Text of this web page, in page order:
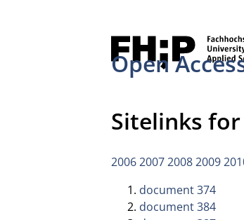
Open
Sitelinks
2006 2007 2008 2009
document 374
document 384